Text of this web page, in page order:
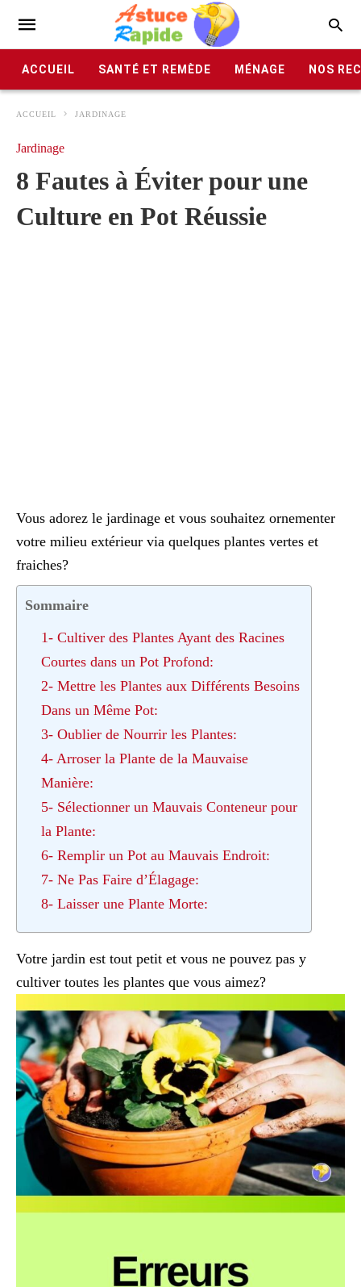
ACCUEIL SANTÉ ET REMÈDE MÉNAGE NOS
ACCUEIL JARDINAGE
Jardinage
8 Fautes à Éviter pour une
Culture en Pot Réussie
Vous adorez le jardinage et vous souhaitez ornementer
votre milieu extérieur via quelques plantes vertes et
fraiches?
Sommaire
1- Cultiver des Plantes Ayant des Racines
Courtes dans un Pot Profond:
2- Mettre les Plantes aux Différents Besoins
Dans un Même Pot:
3- Oublier de Nourrir les Plantes:
4- Arroser la Plante de la Mauvaise
Manière:
5- Sélectionner un Mauvais Conteneur pour
la Plante:
6- Remplir un Pot au Mauvais Endroit:
7- Ne Pas Faire d’Élagage:
8- Laisser une Plante Morte:
Votre jardin est tout petit et vous ne pouvez pas y
cultiver toutes les plantes que vous aimez?